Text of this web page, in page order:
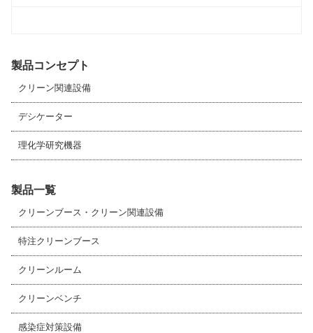
製品コンセプト
クリーン関連設備
デシケーター
理化学研究機器
製品一覧
クリーンブース・クリーン関連設備
特注クリーンブース
クリーンルーム
クリーンベンチ
感染症対策設備